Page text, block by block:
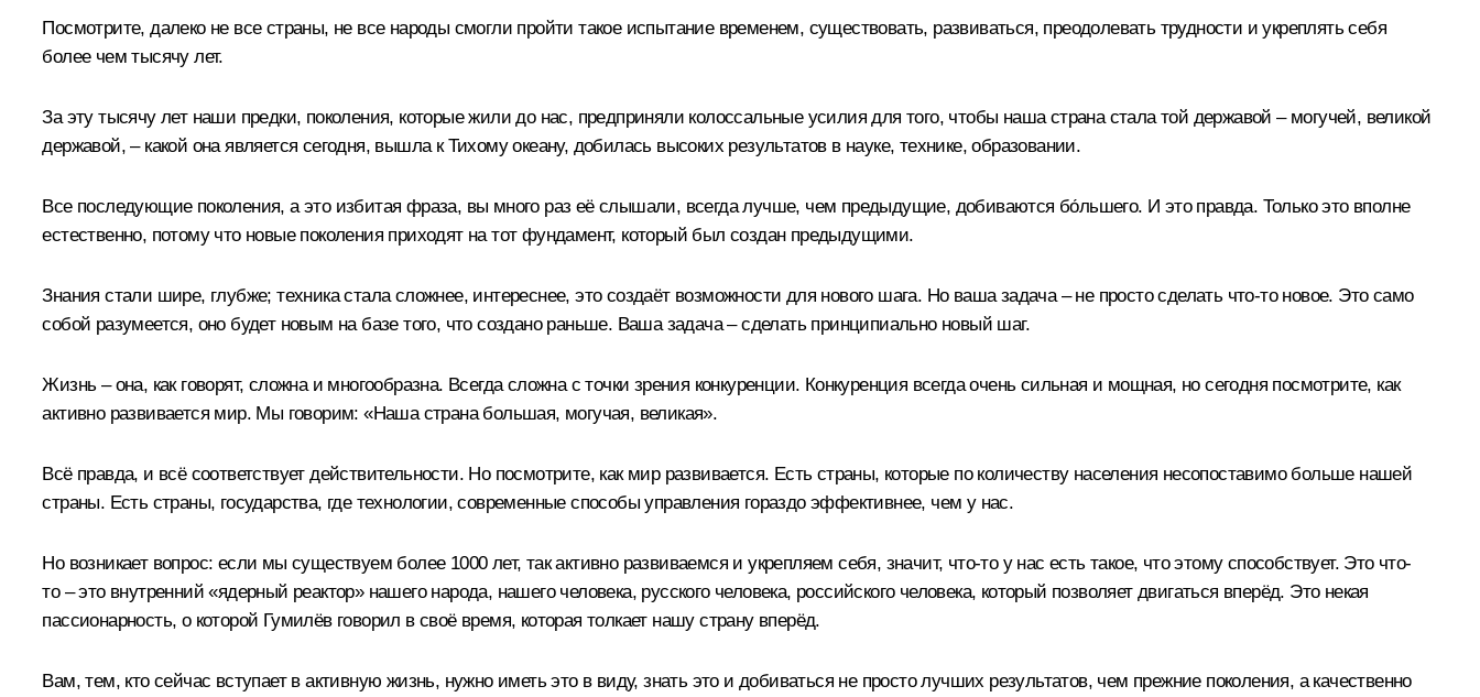
Посмотрите, далеко не все страны, не все народы смогли пройти такое испытание временем, существовать, развиваться, преодолевать трудности и укреплять себя
более чем тысячу лет.
За эту тысячу лет наши предки, поколения, которые жили до нас, предприняли колоссальные усилия для того, чтобы наша страна стала той державой – могучей, великой
державой, – какой она является сегодня, вышла к Тихому океану, добилась высоких результатов в науке, технике, образовании.
Все последующие поколения, а это избитая фраза, вы много раз её слышали, всегда лучше, чем предыдущие, добиваются бо́льшего. И это правда. Только это вполне
естественно, потому что новые поколения приходят на тот фундамент, который был создан предыдущими.
Знания стали шире, глубже; техника стала сложнее, интереснее, это создаёт возможности для нового шага. Но ваша задача – не просто сделать что-то новое. Это само
собой разумеется, оно будет новым на базе того, что создано раньше. Ваша задача – сделать принципиально новый шаг.
Жизнь – она, как говорят, сложна и многообразна. Всегда сложна с точки зрения конкуренции. Конкуренция всегда очень сильная и мощная, но сегодня посмотрите, как
активно развивается мир. Мы говорим: «Наша страна большая, могучая, великая».
Всё правда, и всё соответствует действительности. Но посмотрите, как мир развивается. Есть страны, которые по количеству населения несопоставимо больше нашей
страны. Есть страны, государства, где технологии, современные способы управления гораздо эффективнее, чем у нас.
Но возникает вопрос: если мы существуем более 1000 лет, так активно развиваемся и укрепляем себя, значит, что-то у нас есть такое, что этому способствует. Это что-
то – это внутренний «ядерный реактор» нашего народа, нашего человека, русского человека, российского человека, который позволяет двигаться вперёд. Это некая
пассионарность, о которой Гумилёв говорил в своё время, которая толкает нашу страну вперёд.
Вам, тем, кто сейчас вступает в активную жизнь, нужно иметь это в виду, знать это и добиваться не просто лучших результатов, чем прежние поколения, а качественно